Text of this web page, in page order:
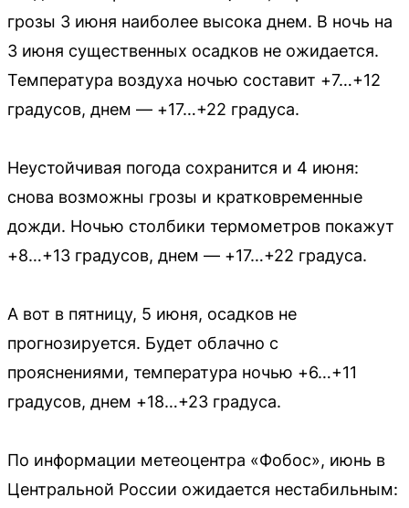
грозы 3 июня наиболее высока днем. В ночь на
3 июня существенных осадков не ожидается.
Температура воздуха ночью составит +7…+12
градусов, днем — +17…+22 градуса.
Неустойчивая погода сохранится и 4 июня:
снова возможны грозы и кратковременные
дожди. Ночью столбики термометров покажут
+8…+13 градусов, днем — +17…+22 градуса.
А вот в пятницу, 5 июня, осадков не
прогнозируется. Будет облачно с
прояснениями, температура ночью +6…+11
градусов, днем +18…+23 градуса.
По информации метеоцентра «Фобос», июнь в
Центральной России ожидается нестабильным: